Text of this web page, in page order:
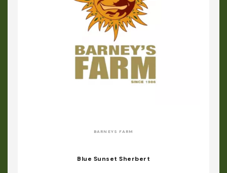
BARNEYS FARM
Blue Sunset Sherbert